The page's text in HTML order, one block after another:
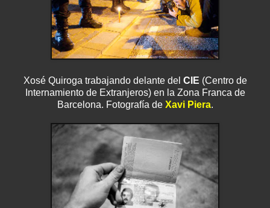
Xosé Quiroga trabajando delante del CIE (Centro de
Internamiento de Extranjeros) en la Zona Franca de
Barcelona. Fotografía de Xavi Piera.